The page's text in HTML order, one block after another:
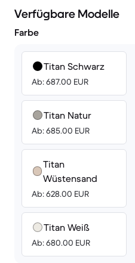
Verfügbare Modelle
Farbe
Titan Schwarz
Ab: 687.00 EUR
Titan Natur
Ab: 685.00 EUR
Titan
Wüstensand
Ab: 628.00 EUR
Titan Weiß
Ab: 680.00 EUR